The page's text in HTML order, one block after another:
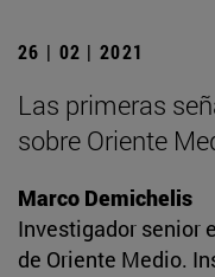
26 | 02 | 2021
Las primeras
sobre Oriente
Marco Demichelis
Investigador senior
de Oriente Medio.